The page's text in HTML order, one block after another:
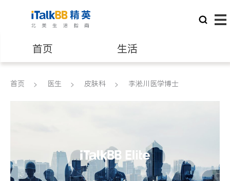
首页 生活
医生 律师
养老 非盈利组织
首页 医生 皮肤科 李淞川医学博士